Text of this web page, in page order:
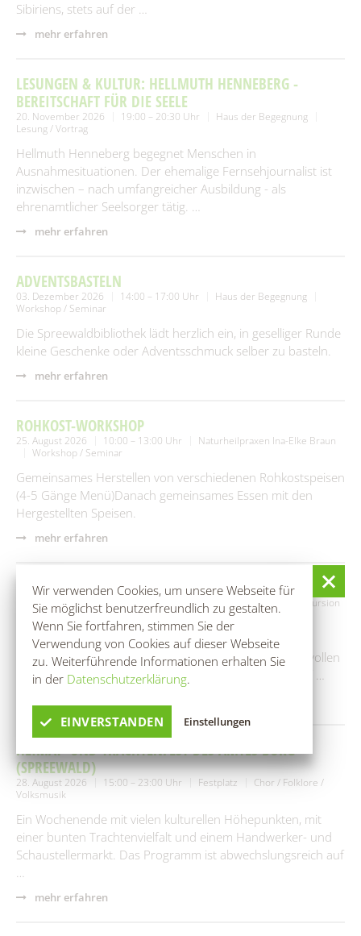
Wir verwenden Cookies, um unsere Webseite für
Sie möglichst benutzerfreundlich zu gestalten.
Wenn Sie fortfahren, stimmen Sie der
Verwendung von Cookies auf dieser Webseite
zu. Weiterführende Informationen erhalten Sie
in der Datenschutzerklärung.
EINVERSTANDEN Einstellungen
Sibiriens, stets auf der …
mehr erfahren
LESUNGEN & KULTUR: HELLMUTH HENNEBERG -
BEREITSCHAFT FÜR DIE SEELE
20. November 2026 19:00 – 20:30 Uhr
Haus der Begegnung
Lesung / Vortrag
Hellmuth Henneberg begegnet Menschen in
Ausnahmesituationen. Der ehemalige Fernsehjournalist ist
inzwischen – nach umfangreicher Ausbildung - als
ehrenamtlicher Seelsorger tätig. …
mehr erfahren
ADVENTSBASTELN
03. Dezember 2026 14:00 – 17:00 Uhr
Haus der Begegnung
Workshop / Seminar
Die Spreewaldbibliothek lädt herzlich ein, in geselliger Runde
kleine Geschenke oder Adventsschmuck selber zu basteln.
mehr erfahren
ROHKOST-WORKSHOP
25. August 2026 10:00 – 13:00 Uhr
Naturheilpraxen Ina-Elke Braun
Workshop / Seminar
Gemeinsames Herstellen von verschiedenen Rohkostspeisen
(4-5 Gänge Menü)Danach gemeinsames Essen mit den
Hergestellten Speisen.
mehr erfahren
RANGERTOUR: IM REICH DES SCHLANGENKÖNIGS
28. August 2026 09:00 – 15:00 Uhr Bootshaus Rehnus
Exkursion
/ Wanderung
Der Spreewald ist weithin für seinen Wasserreichtum
bekannt. Doch wer die Lebensadern dieses geheimnisvollen
Fließlabyrinths wirklich kennenlernen möchte, kann auf …
HEIMAT- UND TRACHTENFEST DES AMTES BURG
(SPREEWALD)
28. August 2026 15:00 – 23:00 Uhr Festplatz
Chor / Folklore /
Volksmusik
Ein Wochenende mit vielen kulturellen Höhepunkten, mit
einer bunten Trachtenvielfalt und einem Handwerker- und
Schaustellermarkt. Das Programm ist abwechslungsreich auf
…
mehr erfahren